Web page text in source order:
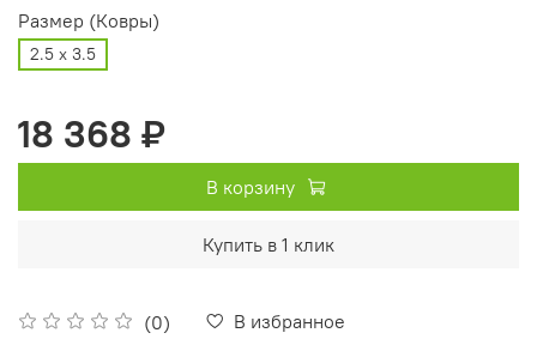
(0) В избранное
Размер (Ковры)
2.5 х 3.5
18 368 ₽
В корзину
Купить в 1 клик